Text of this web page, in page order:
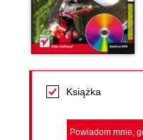
Książka
Powiadom mnie,